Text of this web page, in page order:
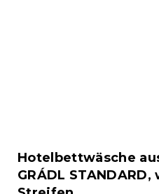
Hotelbettwäsche
GRÁDL